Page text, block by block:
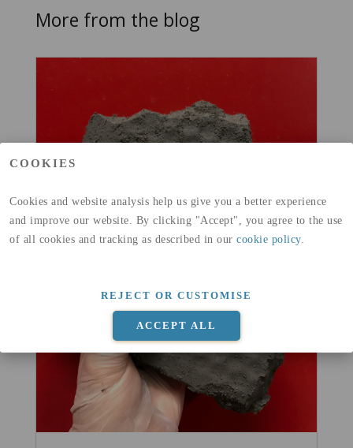
COOKIES
Cookies and website analysis help us give you a better experience
and improve our website. By clicking "Accept", you agree to the use
of all cookies and tracking as described in our cookie policy.
REJECT OR CUSTOMISE
ACCEPT ALL
More from the blog